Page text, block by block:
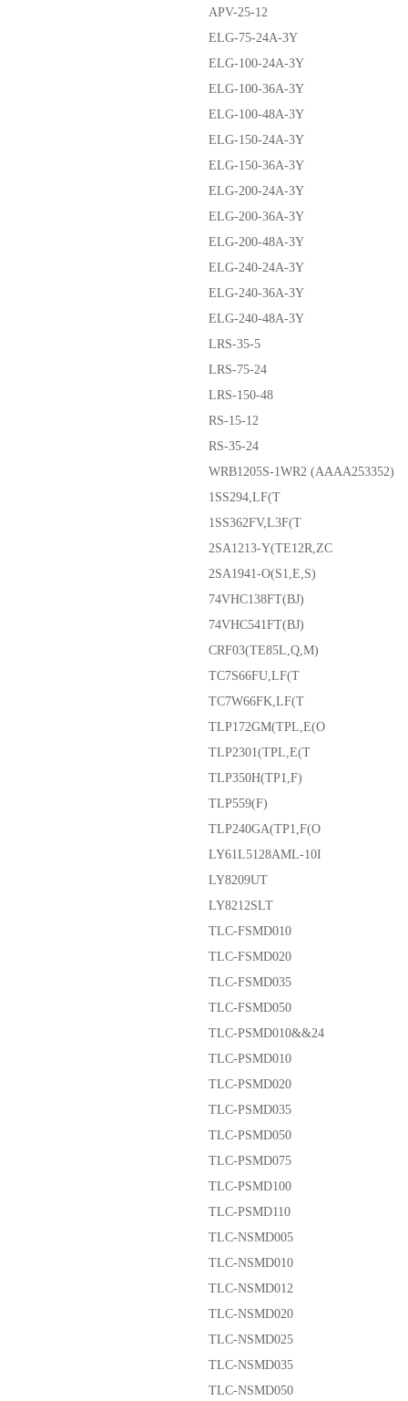
APV-25-12
ELG-75-24A-3Y
ELG-100-24A-3Y
ELG-100-36A-3Y
ELG-100-48A-3Y
ELG-150-24A-3Y
ELG-150-36A-3Y
ELG-200-24A-3Y
ELG-200-36A-3Y
ELG-200-48A-3Y
ELG-240-24A-3Y
ELG-240-36A-3Y
ELG-240-48A-3Y
LRS-35-5
LRS-75-24
LRS-150-48
RS-15-12
RS-35-24
WRB1205S-1WR2 (AAAA253352)
1SS294,LF(T
1SS362FV,L3F(T
2SA1213-Y(TE12R,ZC
2SA1941-O(S1,E,S)
74VHC138FT(BJ)
74VHC541FT(BJ)
CRF03(TE85L,Q,M)
TC7S66FU,LF(T
TC7W66FK,LF(T
TLP172GM(TPL,E(O
TLP2301(TPL,E(T
TLP350H(TP1,F)
TLP559(F)
TLP240GA(TP1,F(O
LY61L5128AML-10I
LY8209UT
LY8212SLT
TLC-FSMD010
TLC-FSMD020
TLC-FSMD035
TLC-FSMD050
TLC-PSMD010&&24
TLC-PSMD010
TLC-PSMD020
TLC-PSMD035
TLC-PSMD050
TLC-PSMD075
TLC-PSMD100
TLC-PSMD110
TLC-NSMD005
TLC-NSMD010
TLC-NSMD012
TLC-NSMD020
TLC-NSMD025
TLC-NSMD035
TLC-NSMD050